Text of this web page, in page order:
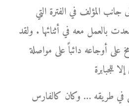
المؤلف في الفترة التي
بالعمل معه في أثنائها . ولقد
أوجاعه دائباً على مواصلة
في طريقه … وكان كالفارس